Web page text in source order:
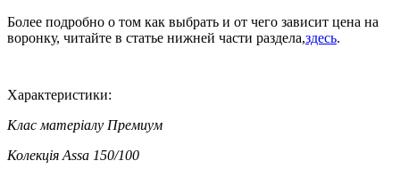
Более подробно о том как выбрать и от чего зависит цена на
воронку, читайте в статье нижней части раздела,здесь.
Характеристики:
Клас матеріалу Премиум
Колекція Assa 150/100